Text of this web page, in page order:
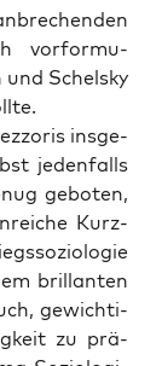
vor­for­mu­
Schelsky
ins­ge­
jeden­falls
gebo­ten,
Kurz­
bril­lan­ten
gewich­ti­
zu prä­